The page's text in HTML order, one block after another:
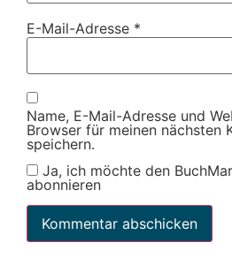
E-Mail-Adresse *
Name, E-Mail-Adresse und
Browser für meinen nächsten
speichern.
Ja, ich möchte den
abonnieren